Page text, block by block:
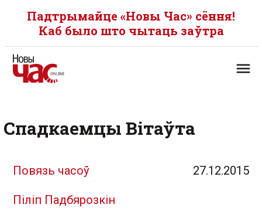
Падтрымайце «Новы Час» сёння!
Каб было што чытаць заўтра
Спадкаемцы Вітаўта
Повязь часоў 27.12.2015
Піліп Падбярозкін